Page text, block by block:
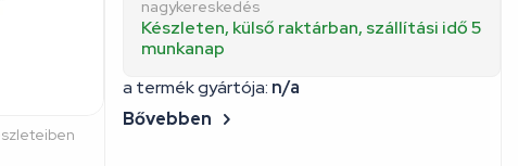
nagykereskedés
Készleten, külső raktárban, szállítási idő 5
munkanap
a termék gyártója: n/a
Bővebben